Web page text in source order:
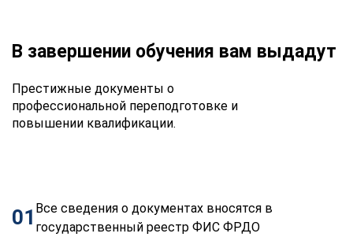
В завершении обучения вам выдадут
Престижные документы о
профессиональной переподготовке и
повышении квалификации.
01 Все сведения о документах вносятся в
государственный реестр ФИС ФРДО